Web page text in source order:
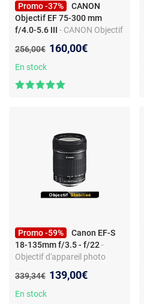
Promo -37%
CANON
Objectif EF 75-300 mm
f/4.0-5.6 III - CANON Objectif
Ancien prix :
256,00€ Nouveau prix :
160,00€
En stock
Promo -59%
Canon EF-S
18-135mm f/3.5 - f/22-
Objectif d'appareil photo
Canon EF-S - Stabilisé IS
Ancien prix :
339,34€ Nouveau prix :
139,00€
En stock